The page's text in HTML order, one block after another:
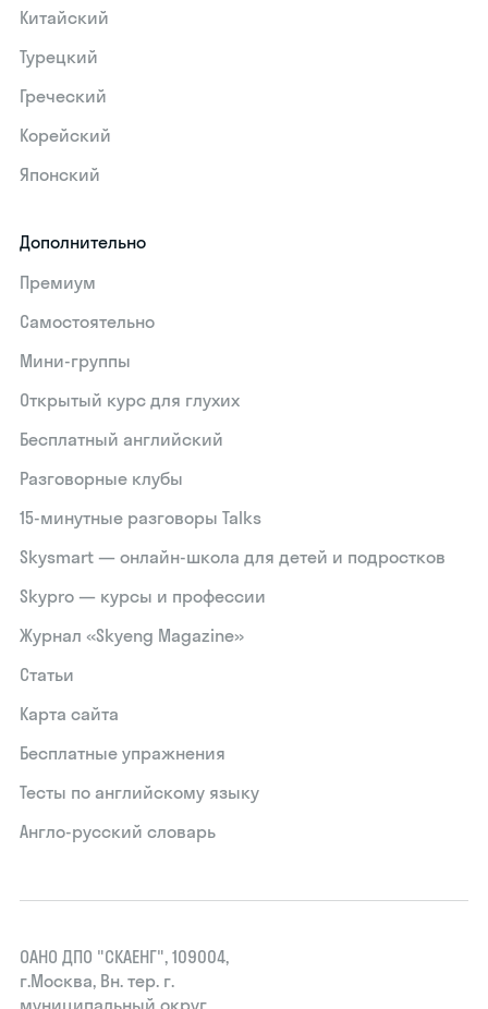
Китайский
Турецкий
Греческий
Корейский
Японский
Дополнительно
Премиум
Самостоятельно
Мини-группы
Открытый курс для глухих
Бесплатный английский
Разговорные клубы
15‑минутные разговоры Talks
Skysmart — онлайн-школа для детей и подростков
Skypro — курсы и профессии
Журнал «Skyeng Magazine»
Статьи
Карта сайта
Бесплатные упражнения
Тесты по английскому языку
Англо-русский словарь
ОАНО ДПО "СКАЕНГ", 109004,
г.Москва, Вн. тер. г.
муниципальный округ